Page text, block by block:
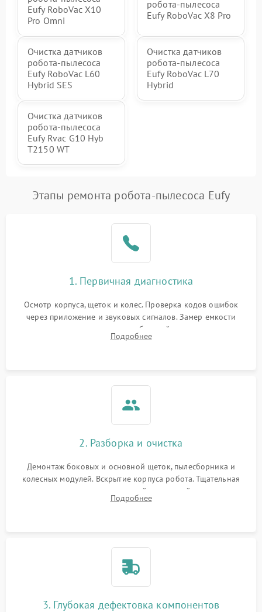
Eufy RoboVac X10
Pro Omni
робота-пылесоса
Eufy RoboVac X8 Pro
Очистка датчиков
робота-пылесоса
Eufy RoboVac L60
Hybrid SES
Очистка датчиков
робота-пылесоса
Eufy RoboVac L70
Hybrid
Очистка датчиков
робота-пылесоса
Eufy Rvac G10 Hyb
T2150 WT
Этапы ремонта робота-пылесоса Eufy
1. Первичная диагностика
Осмотр корпуса, щеток и колес. Проверка кодов ошибок
через приложение и звуковых сигналов. Замер емкости
аккумулятора и тестирование базовой станции зарядки.
Оценка работы лидара, бампера и датчиков падения для
Подробнее
2. Разборка и очистка
Демонтаж боковых и основной щеток, пылесборника и
колесных модулей. Вскрытие корпуса робота. Тщательная
очистка внутренних полостей, шестерней и плат от
скопившейся пыли, волос и шерсти животных с
Подробнее
3. Глубокая дефектовка компонентов